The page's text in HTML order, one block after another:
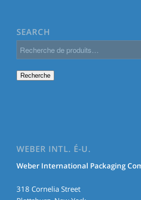
SEARCH
Recherche
WEBER INTL. É-U.
Weber International Packaging
318 Cornelia Street